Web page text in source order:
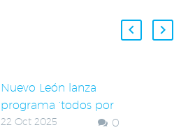
Nuevo León lanza
programa ‘todos por
un aire más limpio’ 0
22 Oct 2025